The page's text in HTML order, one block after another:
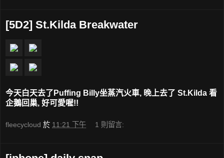
[5D2] St.Kilda Breakwater
今天白天去了Puffing Billy坐蒸汽火車, 晚上去了 St.Kilda 看
企鵝回巢, 好可愛喔!!
fleecycloud 於 11:21 下午 1 則留言: